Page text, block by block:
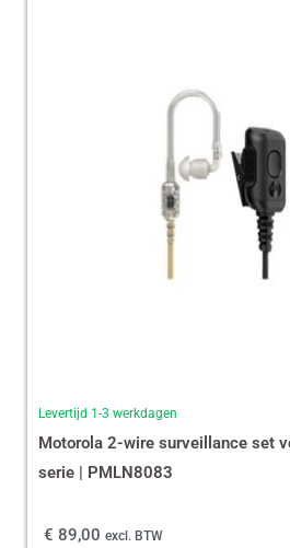
Levertijd 1-3 werkdagen
Motorola 2-wire surveillance set
serie | PMLN8083
€ 89,00 excl. BTW